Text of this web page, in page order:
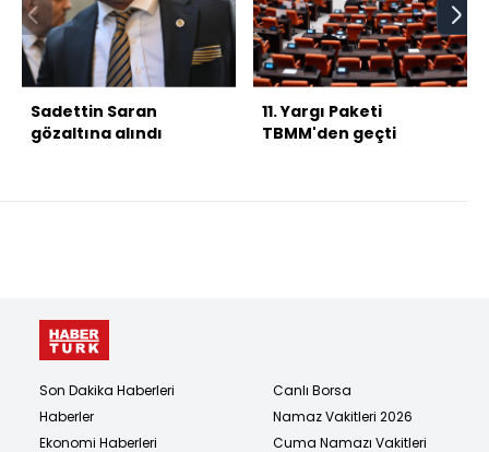
Sadettin Saran
gözaltına alındı
11. Yargı Paketi
TBMM'den geçti
Son Dakika Haberleri
Haberler
Ekonomi Haberleri
Canlı Borsa
Namaz Vakitleri 2026
Cuma Namazı Vakitleri